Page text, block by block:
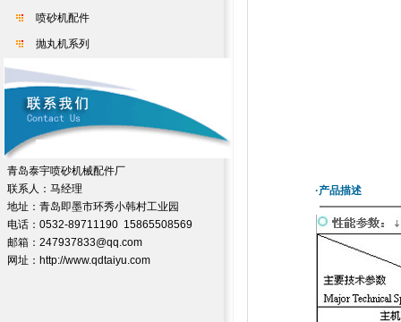
喷砂机配件
抛丸机系列
青岛泰宇喷砂机械配件厂
联系人：马经理
地址：青岛即墨市环秀小韩村工业园
电话：0532-89711190 15865508569
邮箱：247937833@qq.com
网址：http://www.qdtaiyu.com
·产品描述